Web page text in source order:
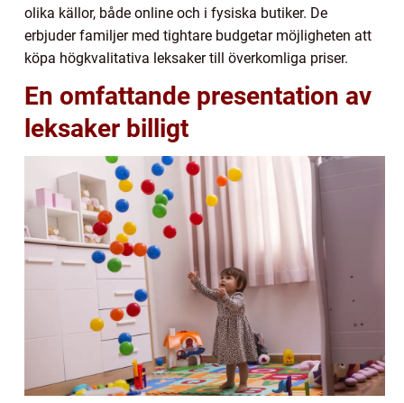
olika källor, både online och i fysiska butiker. De
erbjuder familjer med tightare budgetar möjligheten att
köpa högkvalitativa leksaker till överkomliga priser.
En omfattande presentation av
leksaker billigt